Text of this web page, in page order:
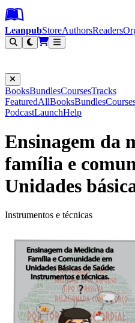
Leanpub Header
Leanpub Navigation
Skip to main content
Go to Leanpub.com
LeanpubStoreAuthorsReaders
BooksBundlesCoursesTracks
FeaturedAllBooksBundles
PodcastLaunchHelp
Ensinagem da
família e
Unidades
Instrumentos e técnicas